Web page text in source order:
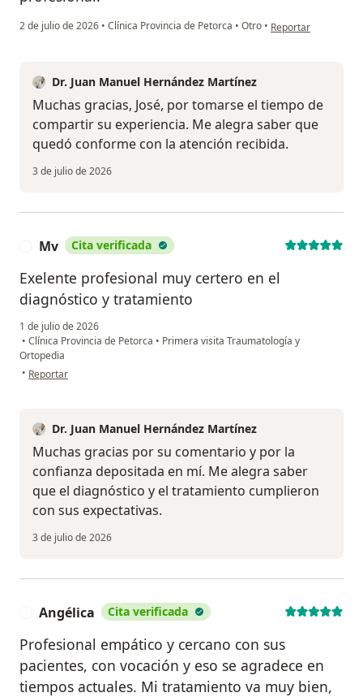
2 de julio de 2026 • Clínica Provincia de Petorca • Otro • en opinión del
Reportar
Dr. Juan Manuel Hernández Martínez
Muchas gracias, José, por tomarse el tiempo de
compartir su experiencia. Me alegra saber que
quedó conforme con la atención recibida.
3 de julio de 2026
Mv Cita verificada
Exelente profesional muy certero en el
diagnóstico y tratamiento
1 de julio de 2026
• Clínica Provincia de Petorca • Primera visita Traumatología y
Ortopedia
• en opinión del usuario Mv
Reportar
Dr. Juan Manuel Hernández Martínez
Muchas gracias por su comentario y por la
confianza depositada en mí. Me alegra saber
que el diagnóstico y el tratamiento cumplieron
con sus expectativas.
3 de julio de 2026
Angélica Cita verificada
Profesional empático y cercano con sus
pacientes, con vocación y eso se agradece en
tiempos actuales. Mi tratamiento va muy bien,